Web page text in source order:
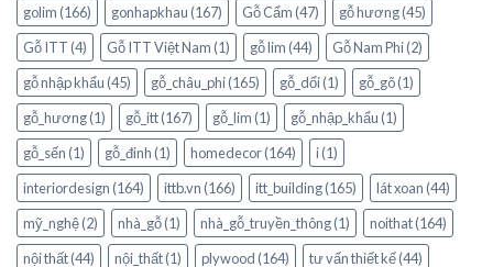
golim(166) gonhapkhau(167) Gỗ Cẩm(47) gỗ hương(45)
Gỗ ITT(4) Gỗ ITT Việt Nam(1) gỗ lim(44) Gỗ Nam Phi(2)
gỗ nhập khẩu(45) gỗ_châu_phi(165) gỗ_dổi(1) gỗ_gõ(1)
gỗ_hương(1) gỗ_itt(167) gỗ_lim(1) gỗ_nhập_khẩu(1)
gỗ_sến(1) gỗ_đinh(1) homedecor(164) i(1)
interiordesign(164) ittb.vn(166) itt_building(165) lát xoan(44)
mỹ_nghệ(2) nhà_gỗ(1) nhà_gỗ_truyền_thông(1) noithat(164)
nội thất(44) nội_thất(1) plywood(164) tư vấn thiết kế(44)